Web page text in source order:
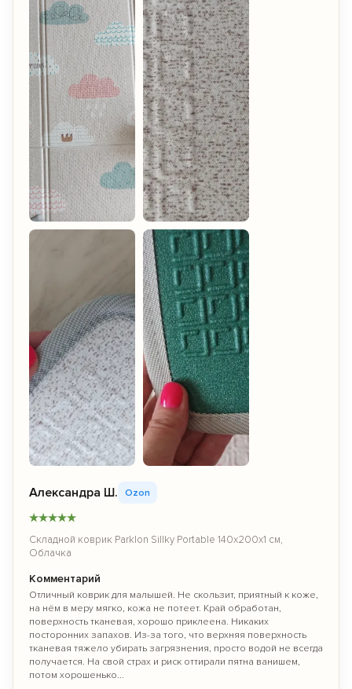
Александра Ш. Ozon
★★★★★
Складной коврик Parklon Sillky Portable 140x200x1 см,
Облачка
Комментарий
Отличный коврик для малышей. Не скользит, приятный к коже,
на нём в меру мягко, кожа не потеет. Край обработан,
поверхность тканевая, хорошо приклеена. Никаких
посторонних запахов. Из-за того, что верхняя поверхность
тканевая тяжело убирать загрязнения, просто водой не всегда
получается. На свой страх и риск оттирали пятна ванишем,
потом хорошенько...